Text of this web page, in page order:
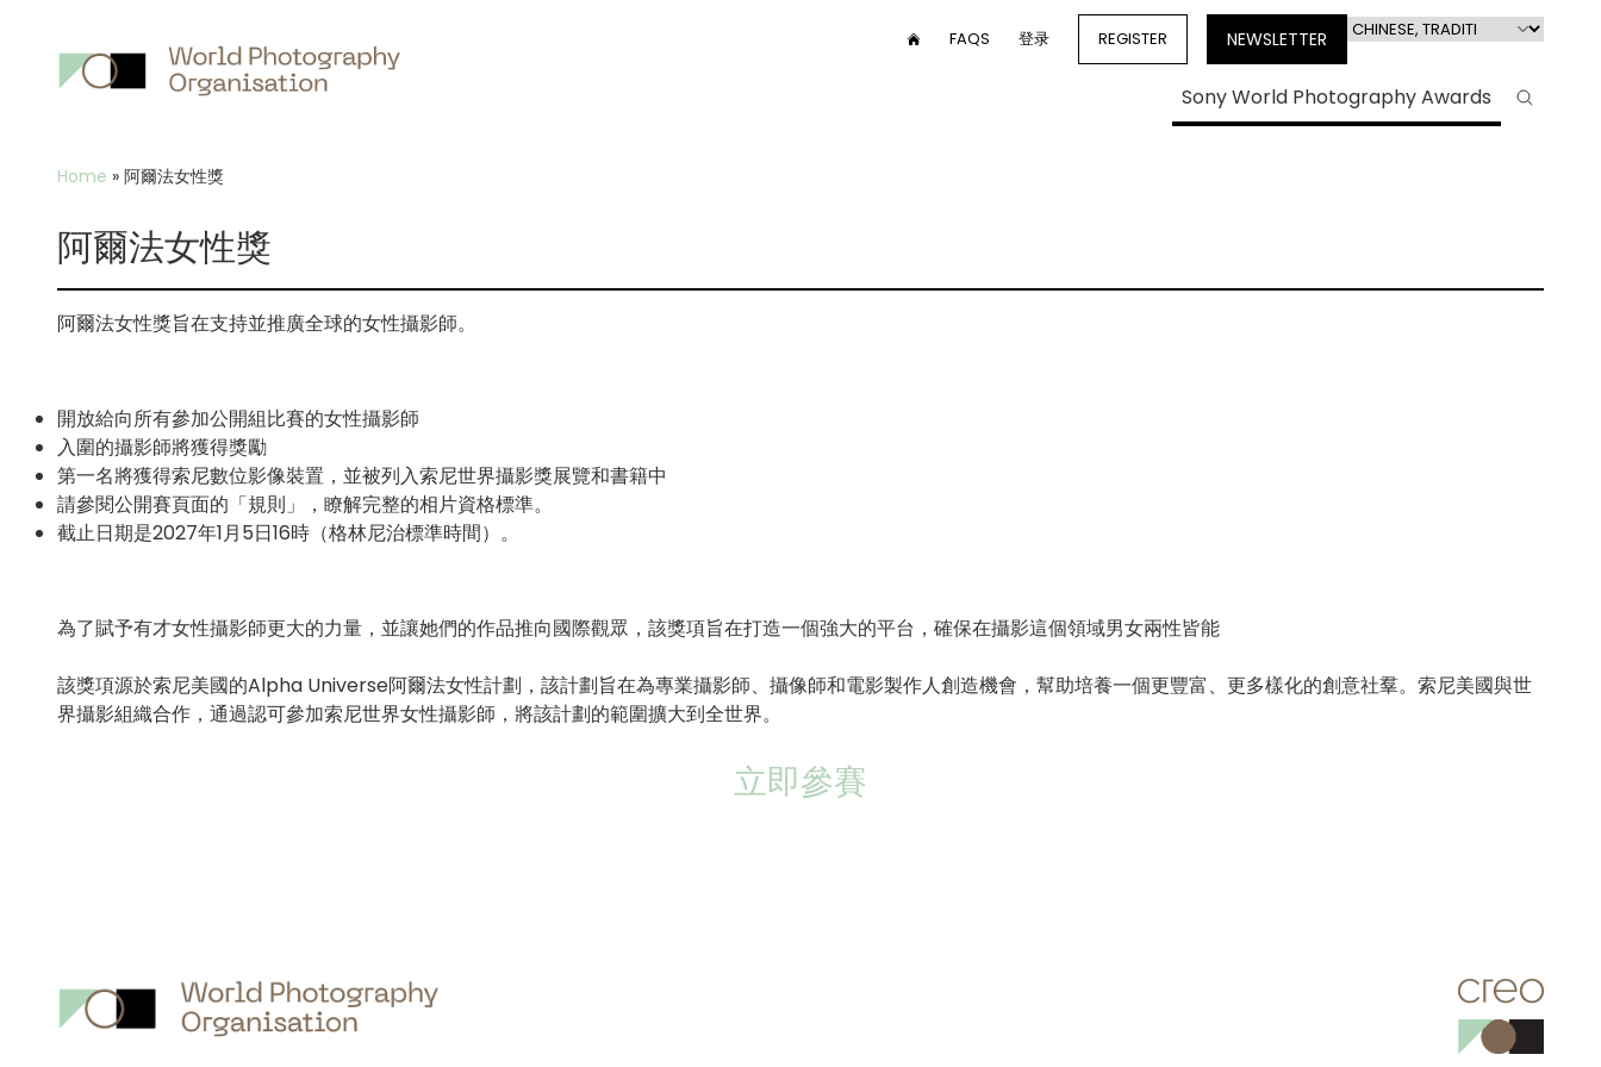
UserFAQS 登录 REGISTER NEWSLETTER
Select
language
Sony World Photography Awards Search
Breadcrumb
Home » 阿爾法女性獎
阿爾法女性獎
阿爾法女性獎旨在支持並推廣全球的女性攝影師。
開放給向所有參加公開組比賽的女性攝影師
入圍的攝影師將獲得獎勵
第一名將獲得索尼數位影像裝置，並被列入索尼世界攝影獎展覽和書籍中
請參閱公開賽頁面的「規則」，瞭解完整的相片資格標準。
截止日期是2027年1月5日16時（格林尼治標準時間）。
為了賦予有才女性攝影師更大的力量，並讓她們的作品推向國際觀眾，該獎項旨在打造一個強大的平台，確保在攝影這個領域男女兩性皆能
該獎項源於索尼美國的Alpha Universe阿爾法女性計劃，該計劃旨在為專業攝影師、攝像師和電影製作人創造機會，幫助培養一個更豐富、更多樣化的創意社羣。索尼美國與世
界攝影組織合作，通過認可參加索尼世界女性攝影師，將該計劃的範圍擴大到全世界。
立即參賽